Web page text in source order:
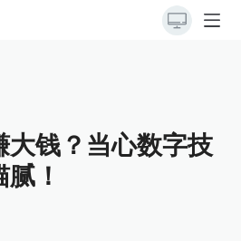
大钱？当心数字技
！